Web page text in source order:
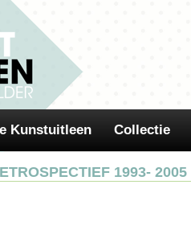
Kunstuitleen Collectie
1993- 2005